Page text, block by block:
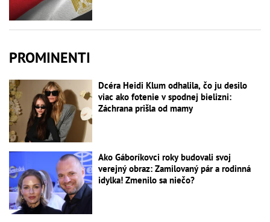
PROMINENTI
Dcéra Heidi Klum odhalila, čo ju desilo
viac ako fotenie v spodnej bielizni:
Záchrana prišla od mamy
Ako Gáboríkovci roky budovali svoj
verejný obraz: Zamilovaný pár a rodinná
idylka! Zmenilo sa niečo?